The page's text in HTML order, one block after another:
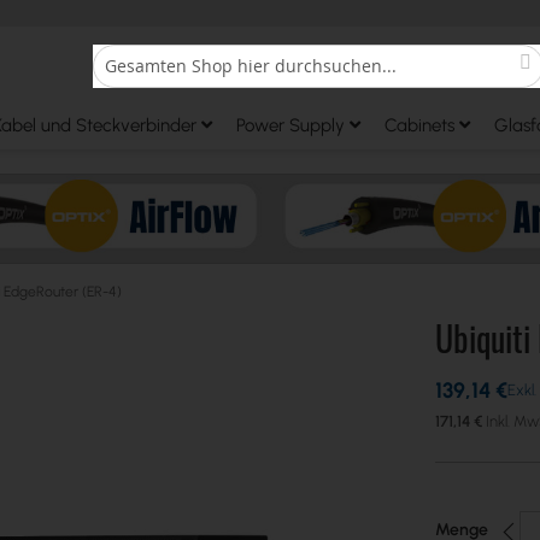
Search
und Steckverbinder Power Supply Cabinets
EdgeRouter (ER-4)
Ubiquiti
171,14 €
139,14 €
Menge